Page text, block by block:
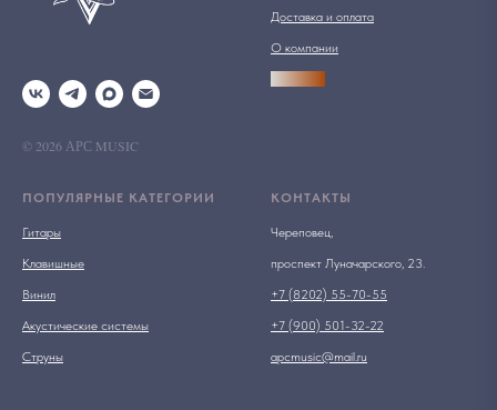
© 2026 АРС MUSIC
Доставка и оплата
О компании
ПОПУЛЯРНЫЕ КАТЕГОРИИ
Гитары
Клавишные
Винил
Акустические системы
Струны
КОНТАКТЫ
Череповец,
проспект Луначарского, 23.
+7 (8202) 55-70-55
+7 (900) 501-32-22
apcmusic@mail.ru